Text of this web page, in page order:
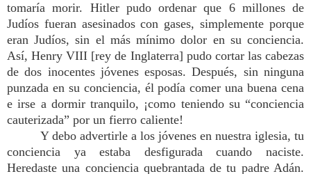
tomaría morir. Hitler pudo ordenar que 6 millones de
Judíos fueran asesinados con gases, simplemente porque
eran Judíos, sin el más mínimo dolor en su conciencia.
Así, Henry VIII [rey de Inglaterra] pudo cortar las cabezas
de dos inocentes jóvenes esposas. Después, sin ninguna
punzada en su conciencia, él podía comer una buena cena
e irse a dormir tranquilo, ¡como teniendo su “conciencia
cauterizada” por un fierro caliente!
Y debo advertirle a los jóvenes en nuestra iglesia, tu
conciencia ya estaba desfigurada cuando naciste.
Heredaste una conciencia quebrantada de tu padre Adán.